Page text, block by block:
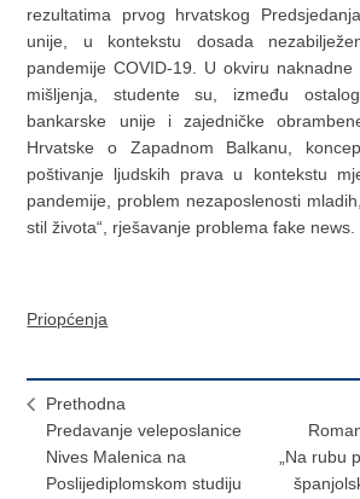
rezultatima prvog hrvatskog
unije, u kontekstu dosada
pandemije COVID-19. U okviru
mišljenja, studente su, između
bankarske unije i zajedničke
Hrvatske o Zapadnom Balkanu,
poštivanje ljudskih prava u kontekstu
pandemije, problem nezaposlenosti
stil života“, rješavanje problema fake news.
Priopćenja
Prethodna
Predavanje veleposlanice
Nives Malenica na
Poslijediplomskom studiju
„Na rubu